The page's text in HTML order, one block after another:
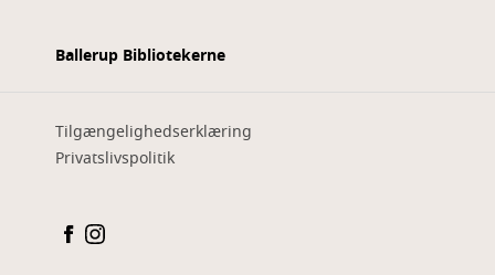
Ballerup Bibliotekerne
Tilgængelighedserklæring
Privatslivspolitik